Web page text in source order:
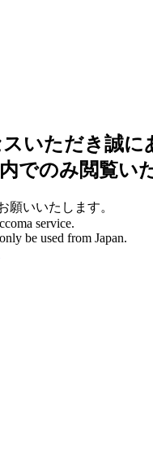
いただき誠に
でのみ閲覧い
願いいたします。
service.
be used from Japan.